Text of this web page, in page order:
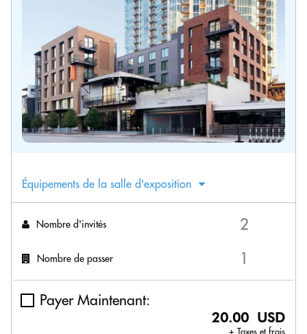
Équipements de la salle d'exposition
Nombre d'invités
Nombre de passer
Payer Maintenant:
20.00 USD
+ Taxes et frais